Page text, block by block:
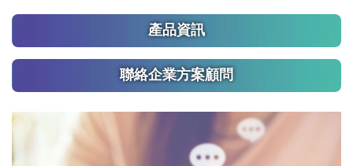
產品資訊
聯絡企業方案顧問